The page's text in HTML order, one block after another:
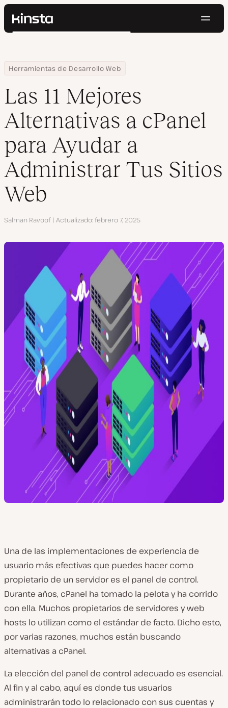
Kinsta®
Precios
Contacto
Buscar
Home
Centro de Recursos
Blog
Herramientas de Desarrollo Web
Las 11 Mejores Alternativas a cPanel para Ayudar a Administrar
Las 11 Mejores
Alternativas a cPanel
para Ayudar a
Administrar Tus Sitios
Web
Autor
Salman Ravoof Actualizado febrero 7, 2025
Una de las implementaciones de experiencia de
usuario más efectivas que puedes hacer como
propietario de un servidor es el panel de control.
Durante años, cPanel ha tomado la pelota y ha corrido
con ella. Muchos propietarios de servidores y web
hosts lo utilizan como el estándar de facto. Dicho esto,
por varias razones, muchos están buscando
alternativas a cPanel.
La elección del panel de control adecuado es esencial.
Al fin y al cabo, aquí es donde tus usuarios
administrarán todo lo relacionado con sus cuentas y